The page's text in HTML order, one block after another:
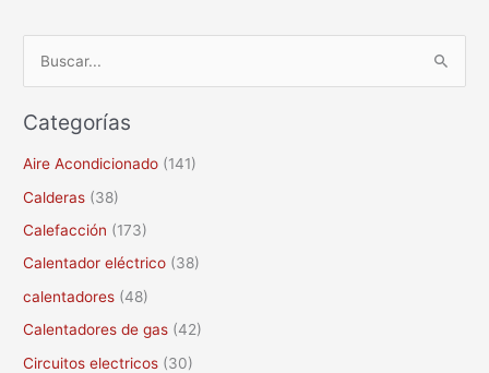
s
c
o
r
:
Categorías
Aire Acondicionado (141)
Calderas (38)
Calefacción (173)
Calentador eléctrico (38)
calentadores (48)
Calentadores de gas (42)
Circuitos electricos (30)